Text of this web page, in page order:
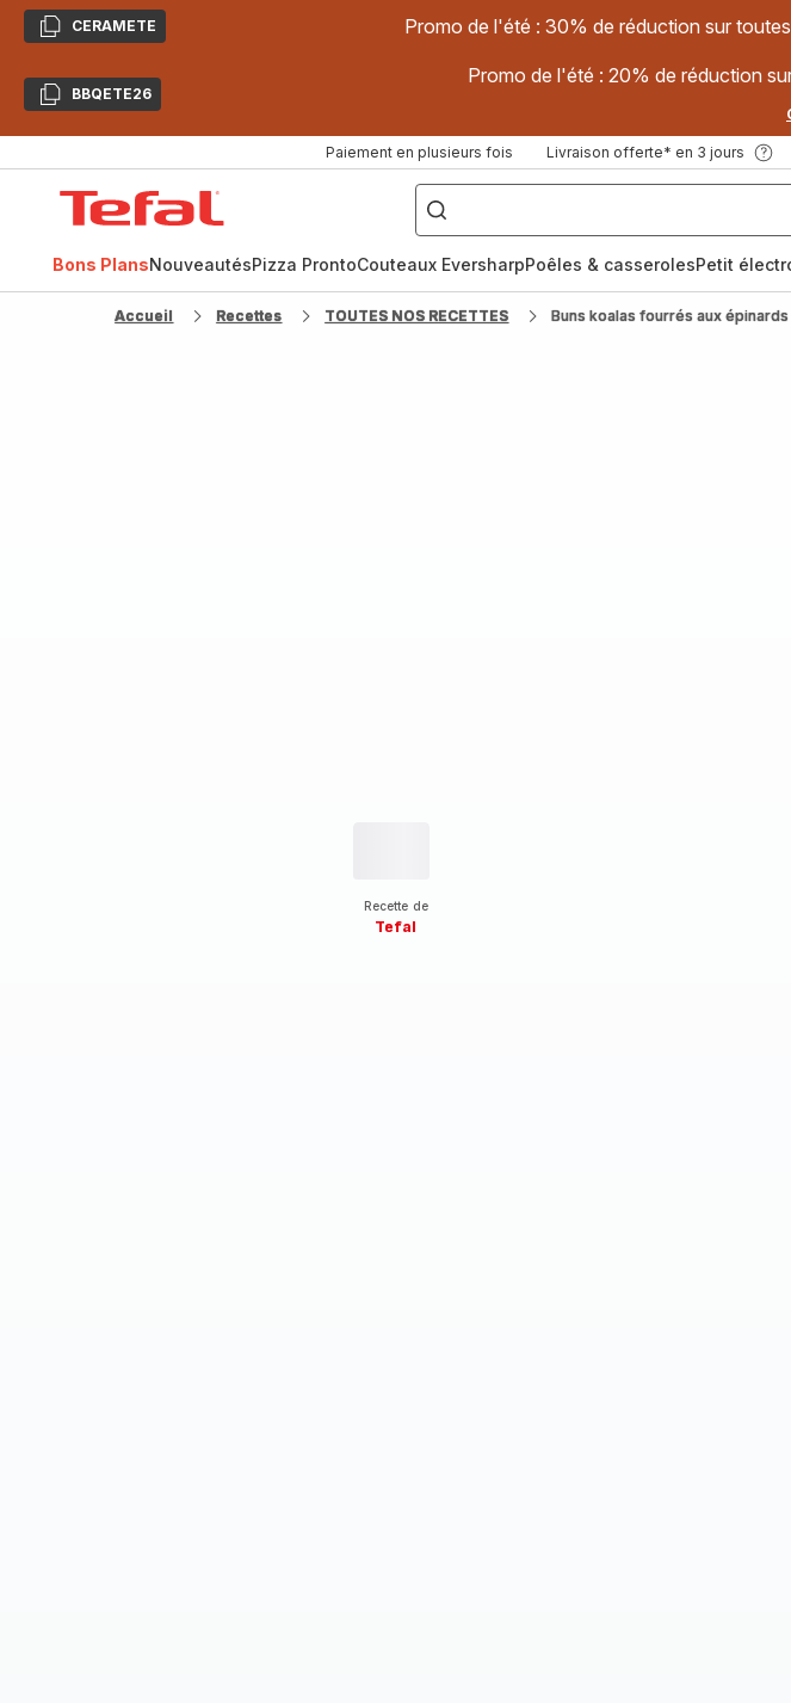
CopierCERAMETE Promo de l'été : 30% de réduction sur
CopierBBQETE26
Promo de l'été : 20% de réduction
Paiement en plusieurs fois Livraison offerte* en 3 jours
["Poêles
inox,
Cake
Factory,
Bons PlansNouveautésPizza ProntoCouteaux EversharpPoêles & casserolesPetit
Accueil Recettes TOUTES NOS RECETTES Buns koalas fourrés aux épinards
Recette de
Tefal